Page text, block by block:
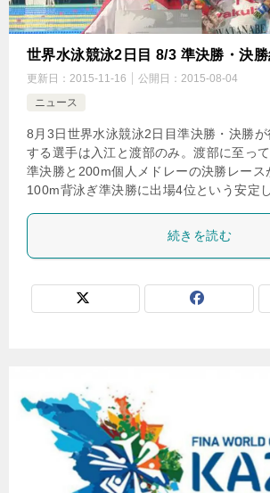
世界水泳競泳2日目 8/3 準決勝・決
更新日： 2015-11-16 公開日： 2015-08-04
ニュース
8月3日世界水泳競泳2日目準決勝・決勝
する選手は入江と渡部のみ。渡部に至っ
準決勝と200m個人メドレーの決勝レース
100m背泳ぎ準決勝に出場4位という安定
続きを読む